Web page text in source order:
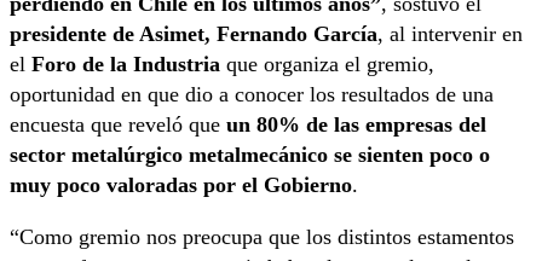
presidente de Asimet, Fernando García, al intervenir en
el Foro de la Industria que organiza el gremio,
oportunidad en que dio a conocer los resultados de una
encuesta que reveló que un 80% de las empresas del
sector metalúrgico metalmecánico se sienten poco o
muy poco valoradas por el Gobierno.
“Como gremio nos preocupa que los distintos estamentos